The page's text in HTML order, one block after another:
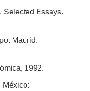
Selected Essays.
Madrid:
1992.
México: